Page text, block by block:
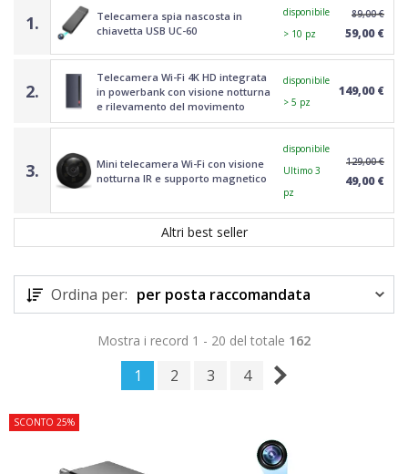
1.
Telecamera spia nascosta in
chiavetta USB UC-60
disponibile
> 10 pz
89,00 €
59,00 €
2.
Telecamera Wi-Fi 4K HD integrata
in powerbank con visione notturna
e rilevamento del movimento
disponibile
> 5 pz
149,00 €
3.
Mini telecamera Wi-Fi con visione
notturna IR e supporto magnetico
disponibile
Ultimo 3
pz
129,00 €
49,00 €
Altri best seller
Ordina per: per posta raccomandata
Mostra i record 1 - 20 del totale 162
1 2 3 4
SCONTO 25%